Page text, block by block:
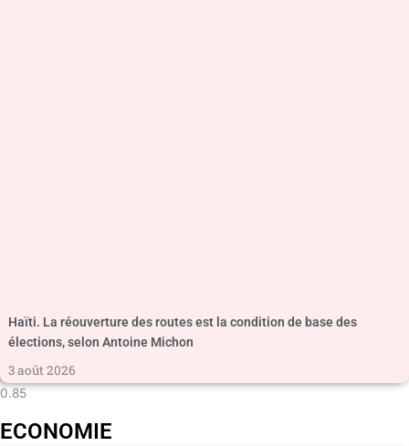
Haïti. La réouverture des routes est la condition de base des
élections, selon Antoine Michon
3 août 2026
ECONOMIE